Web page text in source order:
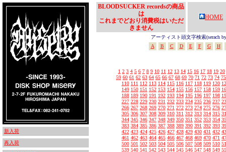
新入荷
再入荷
BLOODSUCKER recordsの商品
は
これまでどおり消費税はいただ
きません
HOME
アーティスト頭文字検索(serach
A
B C D E F G H
1 2 3 4 5 6 7 8 9 10 11 12 13 14 15 16 17 18 19 20
59 60 61 62 63 64 65 66 67 68 69 70 71 72 73 74 75
110 111 112 113 114 115 116 117 118 119 120
149 150 151 152 153 154 155 156 157 158 159
188 189 190 191 192 193 194 195 196 197 198
227 228 229 230 231 232 233 234 235 236 237
266 267 268 269 270 271 272 273 274 275 276
305 306 307 308 309 310 311 312 313 314 315
344 345 346 347 348 349 350 351 352 353 354
383 384 385 386 387 388 389 390 391 392 393
422 423 424 425 426 427 428 429 430 431 432
461 462 463 464 465 466 467 468 469 470 471
500 501 502 503 504 505 506 507 508 509 510
539 540 541 542 543 544 545 546 547 548 549